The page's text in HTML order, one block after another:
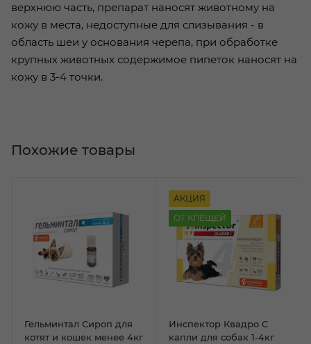
верхнюю часть, препарат наносят животному на
кожу в места, недоступные для слизывания - в
область шеи у основания черепа, при обработке
крупных животных содержимое пипеток наносят на
кожу в 3-4 точки.
Гельминтал Сироп для
котят и кошек менее 4кг
АКЦИЯ
ОТ КЛЕЩЕЙ
Инспектор Квадро С
капли для собак 1-4кг
Похожие товары